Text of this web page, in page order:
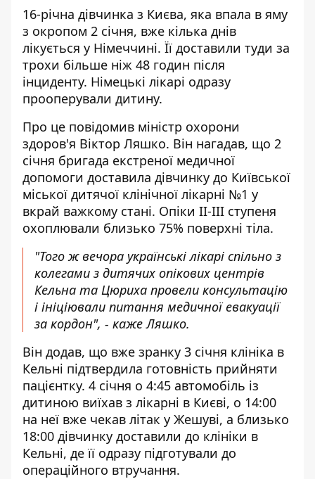
16-річна дівчинка з Києва, яка впала в яму
з окропом 2 січня, вже кілька днів
лікується у Німеччині. Її доставили туди за
трохи більше ніж 48 годин після
інциденту. Німецькі лікарі одразу
прооперували дитину.
Про це повідомив міністр охорони
здоров'я Віктор Ляшко. Він нагадав, що 2
січня бригада екстреної медичної
допомоги доставила дівчинку до Київської
міської дитячої клінічної лікарні №1 у
вкрай важкому стані. Опіки II-III ступеня
охоплювали близько 75% поверхні тіла.
"Того ж вечора українські лікарі спільно з
колегами з дитячих опікових центрів
Кельна та Цюриха провели консультацію
і ініціювали питання медичної евакуації
за кордон", - каже Ляшко.
Він додав, що вже зранку 3 січня клініка в
Кельні підтвердила готовність прийняти
пацієнтку. 4 січня о 4:45 автомобіль із
дитиною виїхав з лікарні в Києві, о 14:00
на неї вже чекав літак у Жешуві, а близько
18:00 дівчинку доставили до клініки в
Кельні, де її одразу підготували до
операційного втручання.